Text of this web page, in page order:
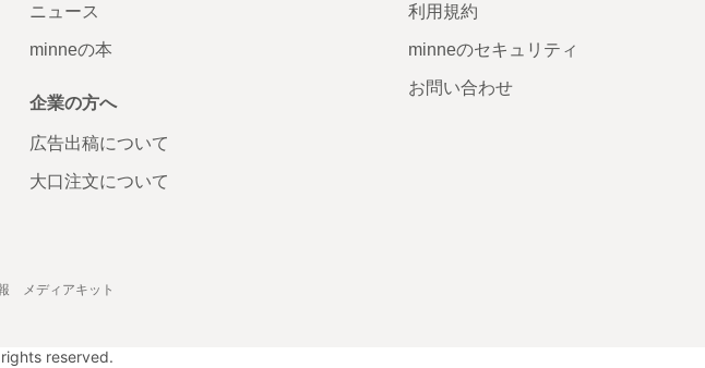
ニュース
minneの本
企業の方へ
広告出稿について
大口注文について
利用規約
minneのセキュリティ
お問い合わせ
メディアキット
reserved.